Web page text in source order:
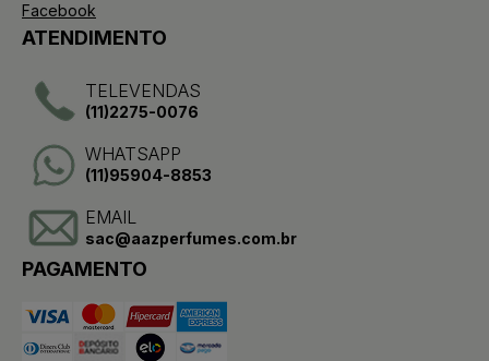
Facebook
ATENDIMENTO
TELEVENDAS
(11)2275-0076
WHATSAPP
(11)95904-8853
EMAIL
sac@aazperfumes.com.br
PAGAMENTO